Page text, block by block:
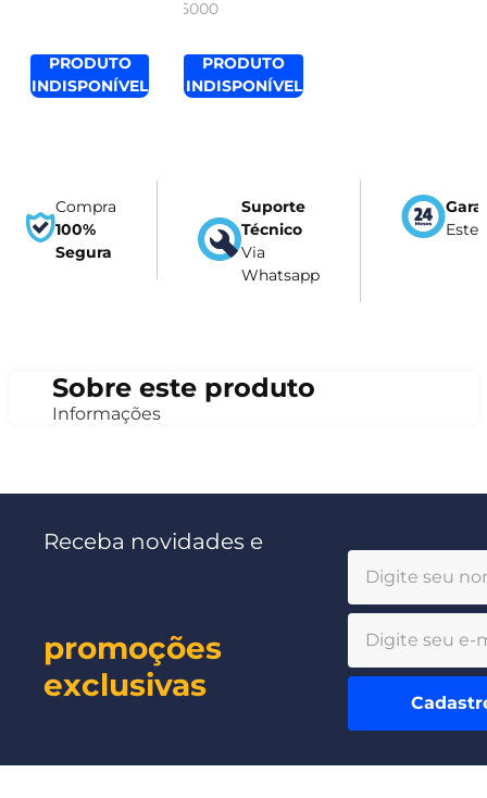
PRODUTO
INDISPONÍVEL
5000
PRODUTO
INDISPONÍVEL
Compra
100%
Segura
Suporte
Técnico
Via
Whatsapp
Sobre este produto
Informações
Receba novidades e
promoções
exclusivas